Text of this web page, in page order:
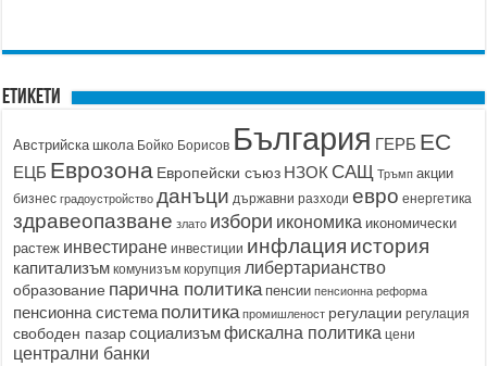
Етикети
Австрийска школа Бойко Борисов България ГЕРБ ЕС
ЕЦБ Еврозона Европейски съюз НЗОК САЩ Тръмп акции
бизнес градоустройство данъци държавни разходи евро енергетика
здравеопазване злато избори икономика икономически
растеж инвестиране инвестиции инфлация история
капитализъм комунизъм корупция либертарианство
образование парична политика пенсии пенсионна реформа
пенсионна система политика промишленост регулации регулация
свободен пазар социализъмфискална политика цени
централни банки